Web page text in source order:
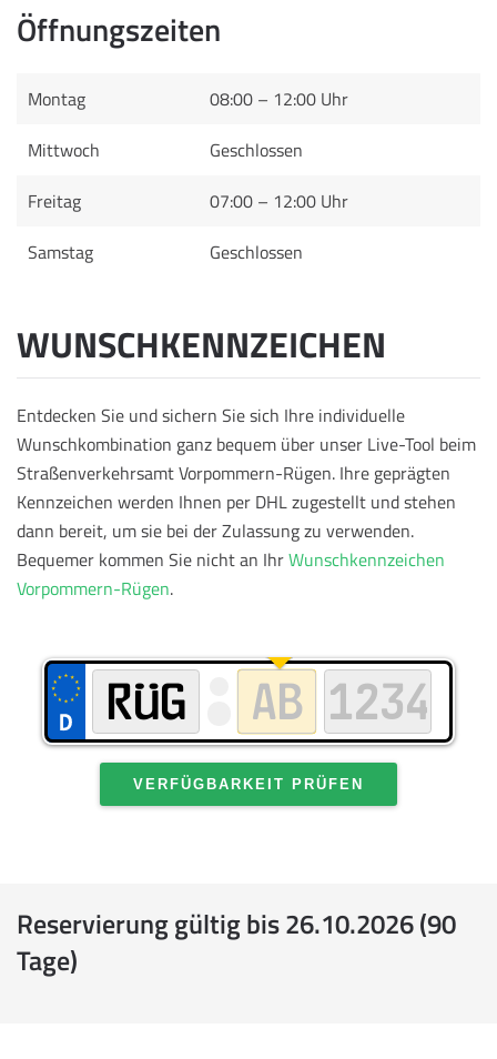
Öffnungszeiten
Montag
08:00 – 12:00 Uhr
Mittwoch
Geschlossen
Freitag
07:00 – 12:00 Uhr
Samstag
Geschlossen
WUNSCHKENNZEICHEN
Entdecken Sie und sichern Sie sich Ihre individuelle
Wunschkombination ganz bequem über unser Live-Tool beim
Straßenverkehrsamt Vorpommern-Rügen. Ihre geprägten
Kennzeichen werden Ihnen per DHL zugestellt und stehen
dann bereit, um sie bei der Zulassung zu verwenden.
Bequemer kommen Sie nicht an IhrWunschkennzeichen
Vorpommern-Rügen.
VERFÜGBARKEIT PRÜFEN
Reservierung gültig bis 26.10.2026 (90
Tage)